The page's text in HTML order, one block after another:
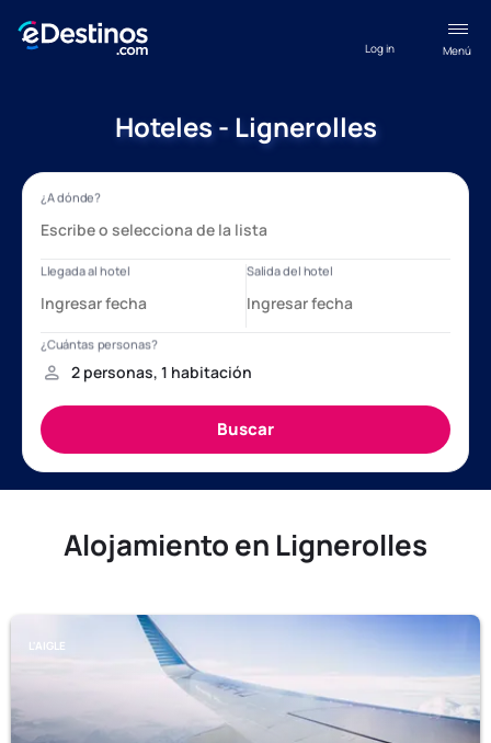
Menú
Log in
Hoteles - Lignerolles
Alojamiento en Lignerolles
L'AIGLE